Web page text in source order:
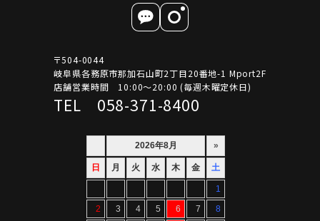
〒504-0044
岐阜県各務原市那加石山町2丁目20番地-1 Mport2F
店舗営業時間 10:00～20:00 (毎週木曜定休日)
TEL 058-371-8400